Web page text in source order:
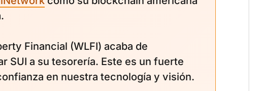
Financial (WLFI) acaba de
SUI a su tesorería. Este es un fuerte
en nuestra tecnología y visión.